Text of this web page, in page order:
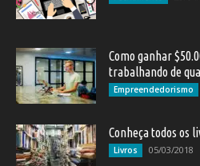
Como ganhar
trabalhando de
Empreendedorismo
Conheça todos os
Livros 05/03/2018